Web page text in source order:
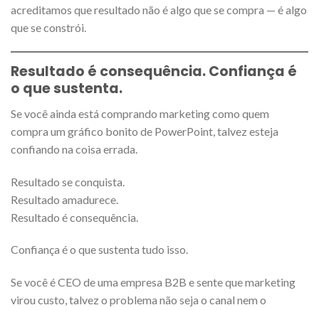
acreditamos que resultado não é algo que se compra — é algo
que se constrói.
Resultado é consequência. Confiança é
o que sustenta.
Se você ainda está comprando marketing como quem
compra um gráfico bonito de PowerPoint, talvez esteja
confiando na coisa errada.
Resultado se conquista.
Resultado amadurece.
Resultado é consequência.
Confiança é o que sustenta tudo isso.
Se você é CEO de uma empresa B2B e sente que marketing
virou custo, talvez o problema não seja o canal nem o